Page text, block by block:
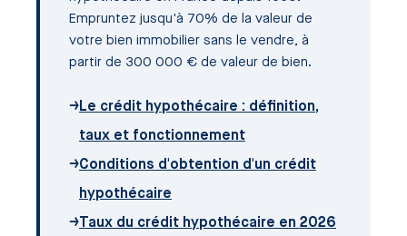
Empruntez jusqu'à 70% de la valeur de
votre bien immobilier sans le vendre, à
partir de 300 000 € de valeur de bien.
→Le crédit hypothécaire : définition,
taux et fonctionnement
→Conditions d'obtention d'un crédit
hypothécaire
→Taux du crédit hypothécaire en 2026